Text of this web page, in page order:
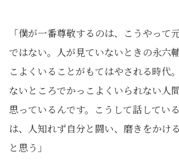
「僕が一番尊敬するのは、こうやって
ではない。人が見ていないときの永六
こよくいることがもてはやされる時代
ないところでかっこよくいられない人
思っているんです。こうして話してい
は、人知れず自分と闘い、磨きをかけ
と思う」